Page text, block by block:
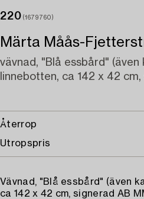
220 (1679760)
Märta Måås-
vävnad, "Blå essbård"
linnebotten, ca 142 x 42 cm,
Återrop
Utropspris
Vävnad, "Blå essbård" (även
ca 142 x 42 cm, signerad AB